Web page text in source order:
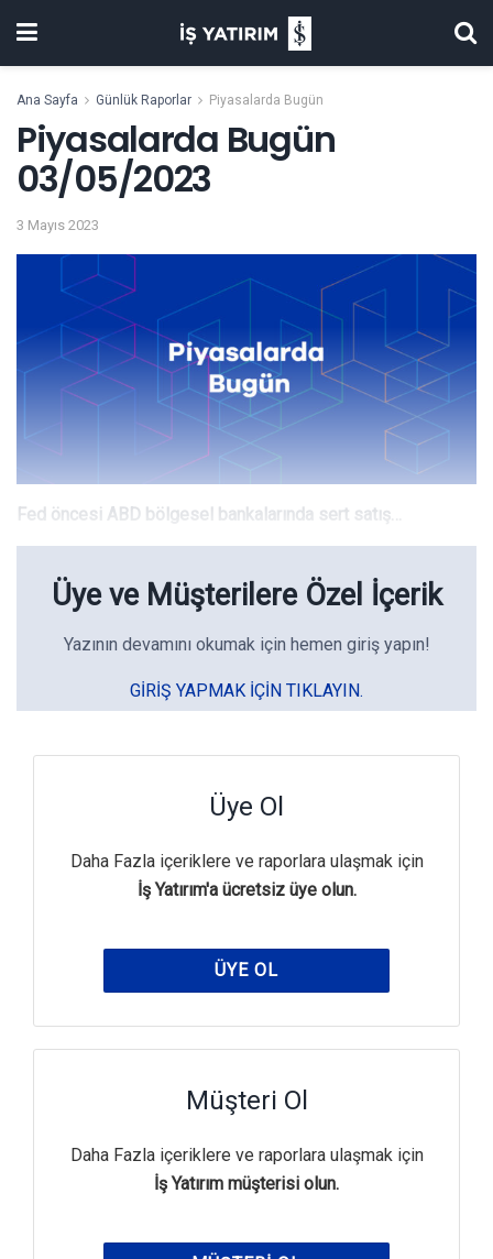
Ana Sayfa Günlük Raporlar Piyasalarda Bugün
Piyasalarda Bugün
03/05/2023
3 Mayıs 2023
Fed öncesi ABD bölgesel bankalarında sert satış…
Üye ve Müşterilere Özel İçerik
Yazının devamını okumak için hemen giriş yapın!
GIRIŞ YAPMAK IÇIN TIKLAYIN.
Üye Ol
Daha Fazla içeriklere ve raporlara ulaşmak için
İş Yatırım'a ücretsiz üye olun.
ÜYE OL
Müşteri Ol
Daha Fazla içeriklere ve raporlara ulaşmak için
İş Yatırım müşterisi olun.